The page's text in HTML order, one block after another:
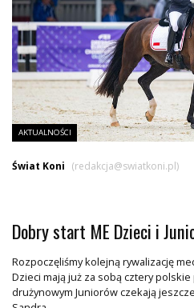
AKTUALNOŚCI
Świat Koni (redakcja@swiatkoni.pl)
Dobry start ME Dzieci i
Rozpoczęliśmy kolejną rywalizację
Dzieci mają już za sobą cztery
drużynowym Juniorów czekają